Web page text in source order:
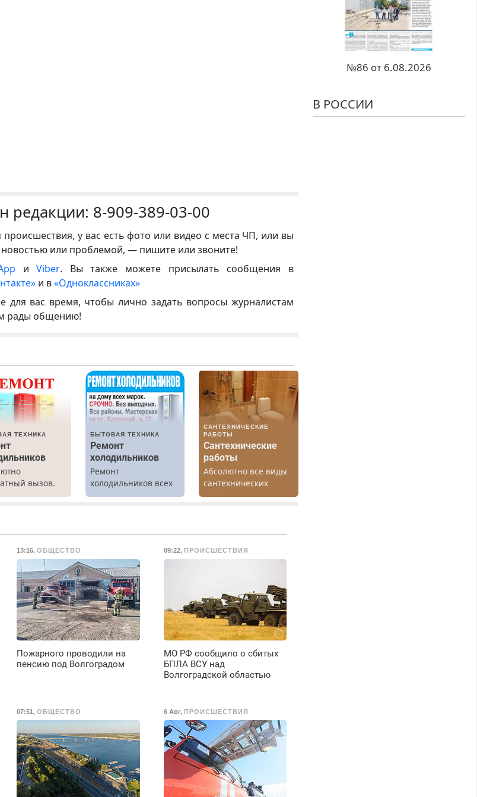
редакции: 8-909-389-03-00
у вас есть фото или видео с места ЧП, или вы
новостью или проблемой, — пишите или звоните!
иViber. Вы также можете присылать сообщения в
и в«Одноклассниках»
для вас время, чтобы лично задать вопросы журналистам
рады общению!
ТЕХНИКА
вызов.
–
до 40%.
со стажем.
БЫТОВАЯ ТЕХНИКА
Ремонт
холодильников
Ремонт
холодильников всех
марок на дому.
САНТЕХНИЧЕСКИЕ
РАБОТЫ
Сантехнические
работы
Абсолютно все виды
сантехнических
работ. Быстро.
13:16,ОБЩЕСТВО
Пожарного проводили на
пенсию под Волгоградом
09:22, ПРОИСШЕСТВИЯ
МО РФ сообщило о сбитых
БПЛА ВСУ над
Волгоградской областью
07:51,ОБЩЕСТВО 6 Авг, ПРОИСШЕСТВИЯ
№86 от 6.08.2026
В РОССИИ